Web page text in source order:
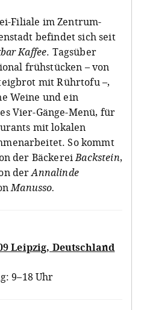
Filiale im Zentrum-
befindet sich seit
Kaffee. Tagsüber
frühstücken – von
mit Rührtofu –,
Weine und ein
Vier-Gänge-Menü, für
mit lokalen
So kommt
der BäckereiBackstein,
derAnnalinde
Manusso.
Leipzig, Deutschland
9–18 Uhr